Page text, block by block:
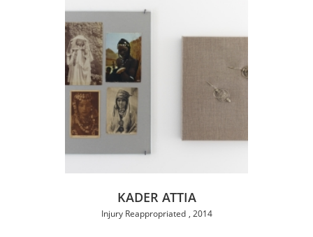
KADER ATTIA
Injury Reappropriated 2014